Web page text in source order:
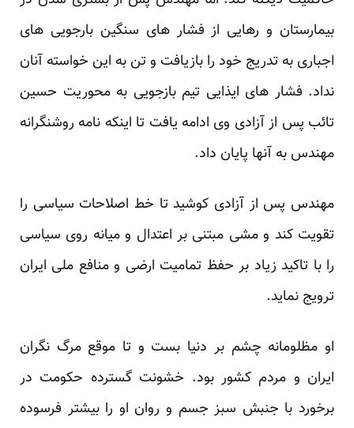
بیمارستان و رهایی از فشار های سنگین بارجویی های
اجباری به تدریج خود را بازیافت و تن به این خواسته آنان
نداد. فشار های ایذایی تیم بازجویی به محوریت حسین
تائب پس از آزادی وی ادامه یافت تا اینکه نامه روشنگرانه
مهندس به آنها پایان داد.
مهندس پس از آزادی کوشید تا خط اصلاحات سیاسی را
تقویت کند و مشی مبتنی بر اعتدال و میانه روی سیاسی
را با تاکید زیاد بر حفظ تمامیت ارضی و منافع ملی ایران
ترویج نماید.
او مظلومانه چشم بر دنیا بست و تا موقع مرگ نگران
ایران و مردم کشور بود. خشونت گسترده حکومت در
برخورد با جنبش سبز جسم و روان او را بیشتر فرسوده